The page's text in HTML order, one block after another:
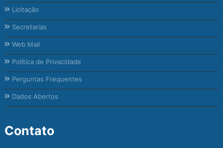
Licitação
Secretarias
Web Mail
Política de Privacidade
Perguntas Frequentes
Dados Abertos
Contato